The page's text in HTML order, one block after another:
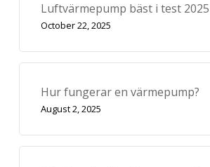
Luftvärmepump bäst i test 2025
October 22, 2025
Hur fungerar en värmepump?
August 2, 2025